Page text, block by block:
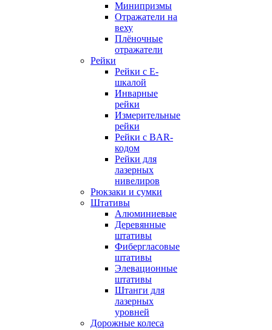
Минипризмы
Отражатели на
веху
Плёночные
отражатели
Рейки
Рейки с E-
шкалой
Инварные
рейки
Измерительные
рейки
Рейки с BAR-
кодом
Рейки для
лазерных
нивелиров
Рюкзаки и сумки
Штативы
Алюминиевые
Деревянные
штативы
Фибергласовые
штативы
Элевационные
штативы
Штанги для
лазерных
уровней
Дорожные колеса